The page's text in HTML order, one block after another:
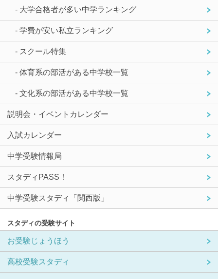
- 大学合格者が多い中学ランキング
- 学費が安い私立ランキング
- スクール特集
- 体育系の部活がある中学校一覧
- 文化系の部活がある中学校一覧
説明会・イベントカレンダー
入試カレンダー
中学受験情報局
スタディPASS！
中学受験スタディ「関西版」
スタディの受験サイト
お受験じょうほう
高校受験スタディ